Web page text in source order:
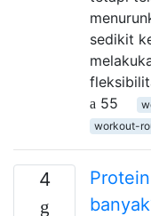
sedikit
55
workout-
4